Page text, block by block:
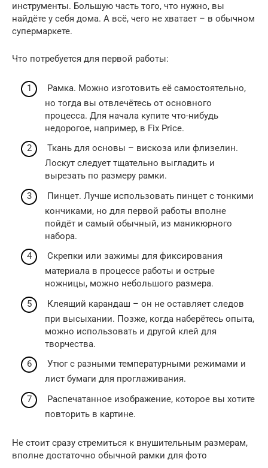
инструменты. Большую часть того, что нужно, вы
найдёте у себя дома. А всё, чего не хватает – в обычном
супермаркете.
Что потребуется для первой работы:
Рамка. Можно изготовить её самостоятельно,
но тогда вы отвлечётесь от основного
процесса. Для начала купите что-нибудь
недорогое, например, в Fix Price.
Ткань для основы – вискоза или флизелин.
Лоскут следует тщательно выгладить и
вырезать по размеру рамки.
Пинцет. Лучше использовать пинцет с тонкими
кончиками, но для первой работы вполне
пойдёт и самый обычный, из маникюрного
набора.
Скрепки или зажимы для фиксирования
материала в процессе работы и острые
ножницы, можно небольшого размера.
Клеящий карандаш – он не оставляет следов
при высыхании. Позже, когда наберётесь опыта,
можно использовать и другой клей для
творчества.
Утюг с разными температурными режимами и
лист бумаги для проглаживания.
Распечатанное изображение, которое вы хотите
повторить в картине.
Не стоит сразу стремиться к внушительным размерам,
вполне достаточно обычной рамки для фото